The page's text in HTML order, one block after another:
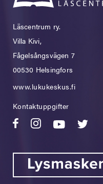
Läscentrum ry.
Villa Kivi,
Fågelsångsvägen 7
00530 Helsingfors
www.lukukeskus.fi
Kontaktuppgifter